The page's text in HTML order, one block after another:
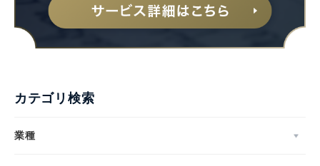
カテゴリ検索
業種